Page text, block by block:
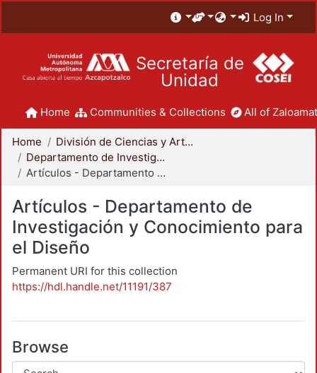
Log In
Secretaría de
Unidad
Home Communities & Collections All of
Home
División de Ciencias y Artes para el Diseño
Departamento de Investigación y Conocimiento para el Diseño
Artículos - Departamento de Investigación y Conocimiento para el Diseño
Artículos - Departamento de
Investigación y Conocimiento para
el Diseño
Permanent URI for this collection
https://hdl.handle.net/11191/387
Browse